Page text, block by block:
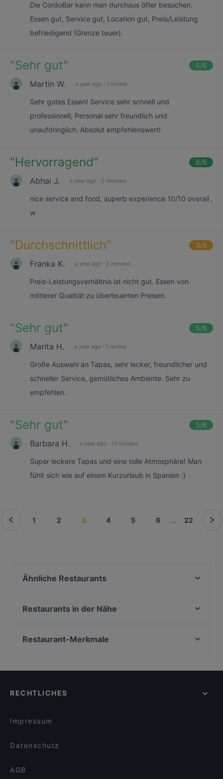
Die CordoBar kann man durchaus öfter besuchen.
Essen gut, Service gut, Location gut, Preis/Leistung
befriedigend (Grenze teuer).
"Sehr gut" 5/6
Martin W. a year ago · 1 review
Sehr gutes Essen! Service sehr schnell und
professionell, Personal sehr freundlich und
unaufdringlich. Absolut empfehlenswert!
"Hervorragend" 6/6
Abhai J. a year ago · 2 reviews
nice service and food, superb experience 10/10 overall ,
w
"Durchschnittlich" 3/6
Franka K. a year ago · 2 reviews
Preis-Leistungsverhältnis ist nicht gut. Essen von
mittlerer Qualität zu überteuerten Preisen.
"Sehr gut" 5/6
Marita H. a year ago · 1 review
Große Auswahl an Tapas, sehr lecker, freundlicher und
schneller Service, gemütliches Ambiente. Sehr zu
empfehlen.
"Sehr gut" 5/6
Barbara H. a year ago · 13 reviews
Super leckere Tapas und eine tolle Atmosphäre! Man
fühlt sich wie auf einem Kurzurlaub in Spanien :)
1 2 3 4 5 6 ... 22
Ähnliche Restaurants
Sen Restaurant München
Emmi's Kitchen Yogakantine
Hoang Jaa - Vietnamese Kitchen & Sushi Bar
Restaurants in der Nähe
Restaurant Nigin
Winterfest Alm
Chandani Chowk Indisches Restaurant
Restaurant-Merkmale
Für Gruppen geeignete Restaurants in München
RECHTLICHES
Impressum
Datenschutz
AGB